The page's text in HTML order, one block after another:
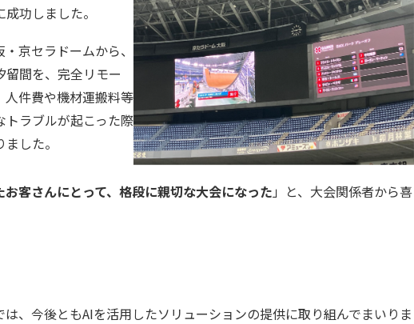
功しました。
京セラドームから、
留間を、完全リモー
人件費や機材運搬料等
ラブルが起こった際
した。
客さんにとって、格段に親切な大会になった 」と、大会関係者から喜
、今後ともAIを活用したソリューションの提供に取り組んでまいりま